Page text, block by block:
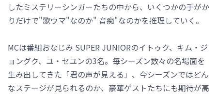
したミステリーシンガーたちの中から、いくつかの手がか
りだけで"歌ウマ"なのか" 音痴"なのかを推理していく。
MCは番組おなじみ SUPER JUNIORのイトゥク、キム・ジ
ョングク、ユ・セユンの3名。毎シーズン数々の名場面を
生み出してきた「君の声が見える」、今シーズンではどん
なステージが見られるのか、豪華ゲストたちにも期待が高